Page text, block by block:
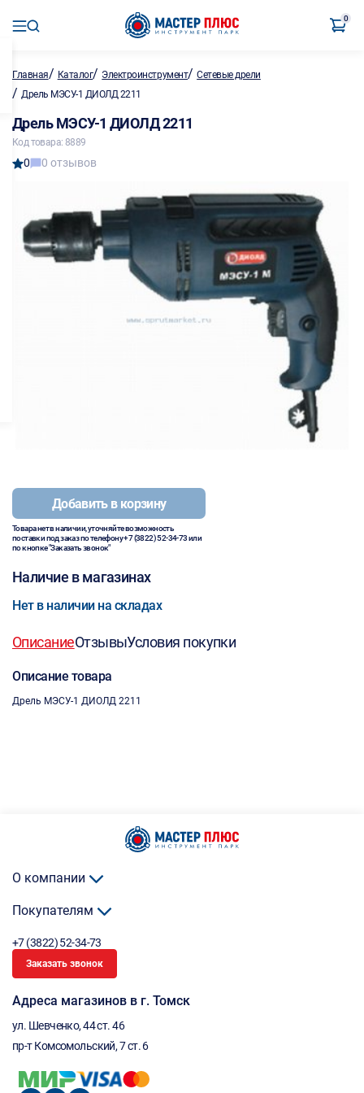
0
Главная/ Каталог/ Электроинструмент/Сетевые дрели
/ Дрель МЭСУ-1 ДИОЛД 2211
Дрель МЭСУ-1 ДИОЛД 2211
Код товара: 8889
0 0 отзывов
Добавить в корзину
Товара нет в наличии, уточняйте возможность
поставки под заказ по телефону+7 (3822) 52-34-73или
по кнопке "Заказать звонок"
Наличие в магазинах
Нет в наличии на складах
ОписаниеОтзывыУсловия покупки
Описание товара
Дрель МЭСУ-1 ДИОЛД 2211
О компании
Покупателям
+7 (3822) 52-34-73
Заказать звонок
Адреса магазинов в г. Томск
ул. Шевченко, 44 ст. 46
пр-т Комсомольский, 7 ст. 6